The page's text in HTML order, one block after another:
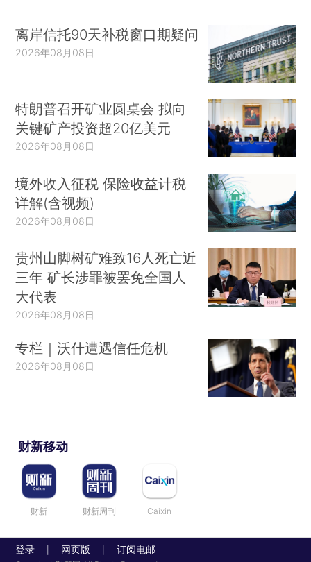
离岸信托90天补税窗口期疑问
2026年08月08日
特朗普召开矿业圆桌会 拟向
关键矿产投资超20亿美元
2026年08月08日
境外收入征税 保险收益计税
详解(含视频)
2026年08月08日
贵州山脚树矿难致16人死亡近
三年 矿长涉罪被罢免全国人
大代表
2026年08月08日
专栏｜沃什遭遇信任危机
2026年08月08日
财新移动
财新 财新周刊 Caixin
登录 网页版 订阅电邮